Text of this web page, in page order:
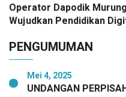
Operator Dapodik
Wujudkan Pendidikan
PENGUMUMAN
Mei 4, 2025
UNDANGAN